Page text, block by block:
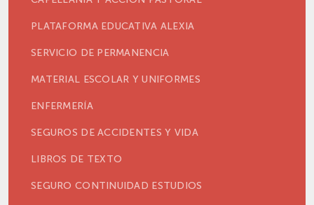
PLATAFORMA EDUCATIVA ALEXIA
SERVICIO DE PERMANENCIA
MATERIAL ESCOLAR Y UNIFORMES
ENFERMERÍA
SEGUROS DE ACCIDENTES Y VIDA
LIBROS DE TEXTO
SEGURO CONTINUIDAD ESTUDIOS